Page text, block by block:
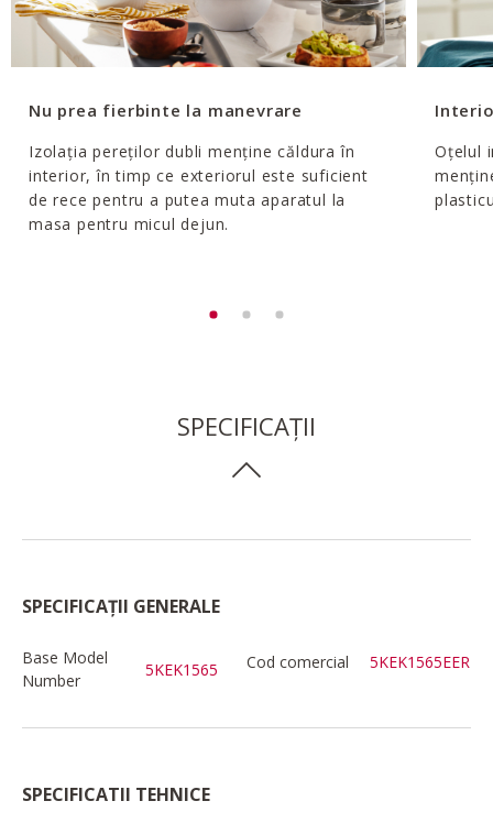
Nu prea fierbinte la manevrare
Izolația pereților dubli menține căldura în
interior, în timp ce exteriorul este suficient
de rece pentru a putea muta aparatul la
masa pentru micul dejun.
Oțelul
SPECIFICAȚII
SPECIFICAȚII GENERALE
Base Model
Number
5KEK1565 Cod comercial 5KEK1565EER
SPECIFICATII TEHNICE